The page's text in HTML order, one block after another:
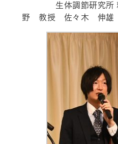
生体調節研究所 粘
野 教授 佐々木 伸雄